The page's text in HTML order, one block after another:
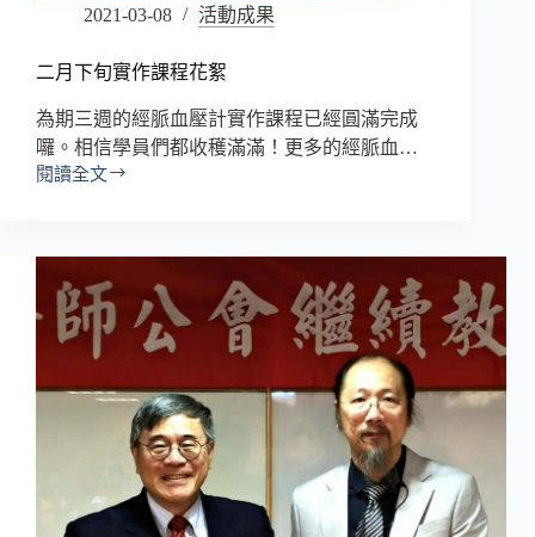
2021-03-08 活動成果
二月下旬實作課程花絮
為期三週的經脈血壓計實作課程已經圓滿完成
囉。相信學員們都收穫滿滿！更多的經脈血…
閱讀全文